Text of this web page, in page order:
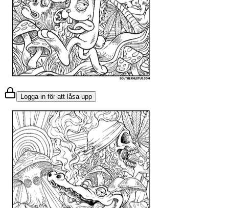
Logga in för att låsa upp